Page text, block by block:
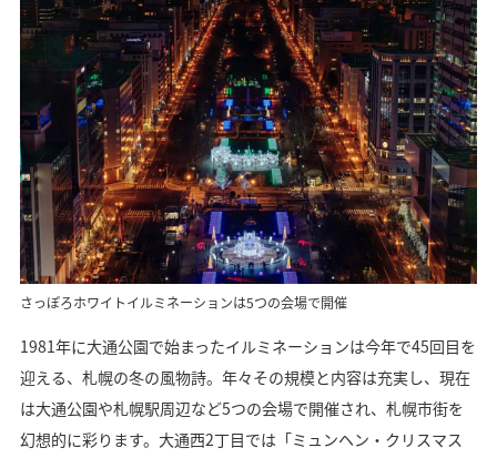
さっぽろホワイトイルミネーションは5つの会場で開催
1981年に大通公園で始まったイルミネーションは今年で45回目を
迎える、札幌の冬の風物詩。年々その規模と内容は充実し、現在
は大通公園や札幌駅周辺など5つの会場で開催され、札幌市街を
幻想的に彩ります。大通西2丁目では「ミュンヘン・クリスマス